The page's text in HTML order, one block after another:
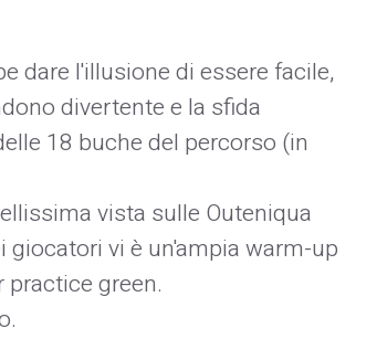
dare l'illusione di essere facile,
divertente e la sfida
18 buche del percorso (in
vista sulle Outeniqua
vi è un'ampia warm-up
green.